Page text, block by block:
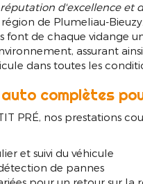
réputation d'excellence et
de Plumeliau-
font de chaque vidange
assurant
dans toutes les
complètes
PRÉ, nos prestations
et suivi du véhicule
de pannes